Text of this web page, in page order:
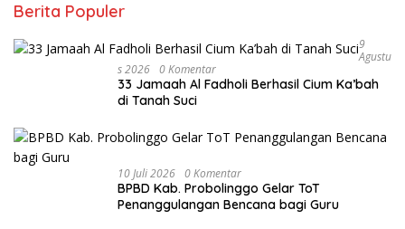
Berita Populer
9
Agustu
S 2026 0 Komentar
33 Jamaah Al Fadholi Berhasil Cium Ka’bah
di Tanah Suci
10 Juli 2026 0 Komentar
BPBD Kab. Probolinggo Gelar ToT
Penanggulangan Bencana bagi Guru